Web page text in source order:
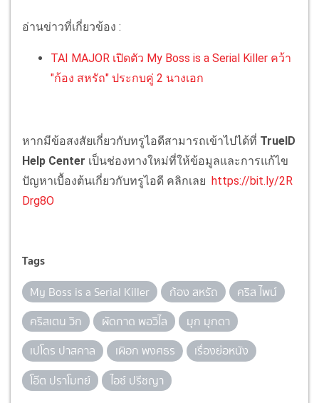
อ่านข่าวที่เกี่ยวข้อง :
TAI MAJOR เปิดตัว My Boss is a Serial Killer คว้า
"ก้อง สหรัถ" ประกบคู่ 2 นางเอก
หากมีข้อสงสัยเกี่ยวกับทรูไอดีสามารถเข้าไปได้ที่ TrueID
Help Center เป็นช่องทางใหม่ที่ให้ข้อมูลและการแก้ไข
ปัญหาเบื้องต้นเกี่ยวกับทรูไอดี คลิกเลย https://bit.ly/2R
Drg8O
Tags
My Boss is a Serial Killer ก้อง สหรัถ
คริส ไพน์
คริสเตน วิก
ผัดกาด พอวิไล
มุก มุกดา
เปโดร ปาสคาล
เผิอก พงศธร
เรื่องย่อหนัง
โอ๊ต ปราโมทย์
ไอซ์ ปรีชญา